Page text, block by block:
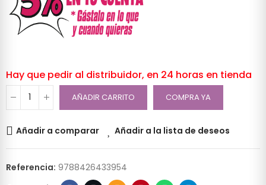
Hay que pedir al distribuidor, en 24 horas en tienda
AÑADIR CARRITO COMPRA YA
Añadir a comparar Añadir a la lista de deseos
Referencia: 9788426433954